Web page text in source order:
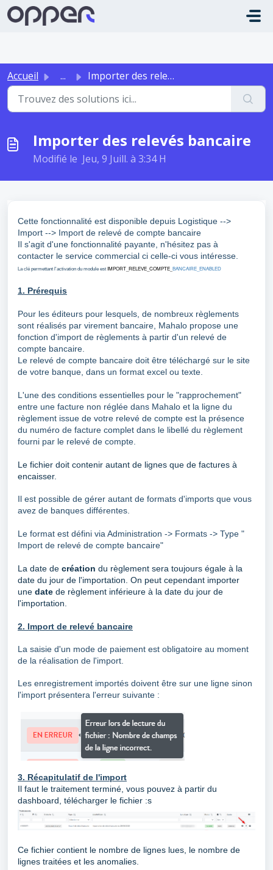
Passer au contenu principal
Accueil ... Importer des relevés bancaire
Importer des relevés bancaire
Modifié le Jeu, 9 Juill. à 3:34 H
Cette fonctionnalité est disponible depuis Logistique -->
Import --> Import de relevé de compte bancaire
Il s'agit d'une fonctionnalité payante, n'hésitez pas à
contacter le service commercial ci celle-ci vous intéresse.
La clé permettant l'activation du module est IMPORT_RELEVE_ COMPTE BANCAIRE_ENABLED
1. Prérequis
Pour les éditeurs pour lesquels, de nombreux règlements
sont réalisés par virement bancaire, Mahalo propose une
fonction d'import de règlements à partir d'un relevé de
compte bancaire.
Le relevé de compte bancaire doit être téléchargé sur le site
de votre banque, dans un format excel ou texte.
L'une des conditions essentielles pour le "rapprochement"
entre une facture non réglée dans Mahalo et la ligne du
règlement issue de votre relevé de compte est la présence
du numéro de facture complet dans le libellé du règlement
fourni par le relevé de compte.
Le fichier doit contenir autant de lignes que de factures à
encaisser.
Il est possible de gérer autant de formats d'imports que vous
avez de banques différentes.
Le format est défini via Administration -> Formats -> Type "
Import de relevé de compte bancaire"
La date de création du règlement sera toujours égale à la
date du jour de l'importation. On peut cependant importer
une date de règlement inférieure à la date du jour de
l'importation.
2. Import de relevé bancaire
La saisie d'un mode de paiement est obligatoire au moment
de la réalisation de l'import.
Les enregistrement importés doivent être sur une ligne sinon
l'import présentera l'erreur suivante :
3. Récapitulatif de l'import
Il faut le traitement terminé, vous pouvez à partir du
dashboard, télécharger le fichier :s
Ce fichier contient le nombre de lignes lues, le nombre de
lignes traitées et les anomalies.